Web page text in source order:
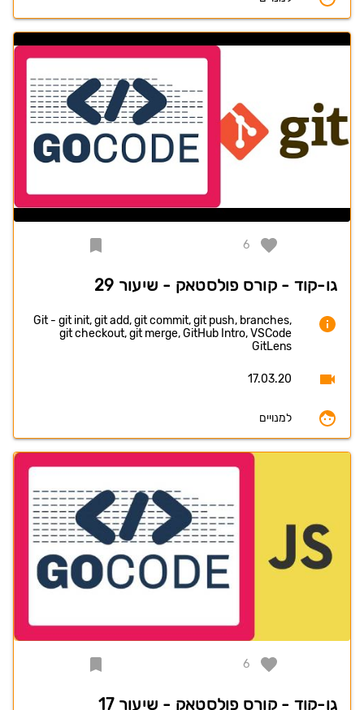
6
גו-קוד - קורס פולסטאק - שיעור 29
Git - git init, git add, git commit, git push, branches,
git checkout, git merge, GitHub Intro, VSCode
GitLens
17.03.20
למנויים
6
גו-קוד - קורס פולסטאק - שיעור 17